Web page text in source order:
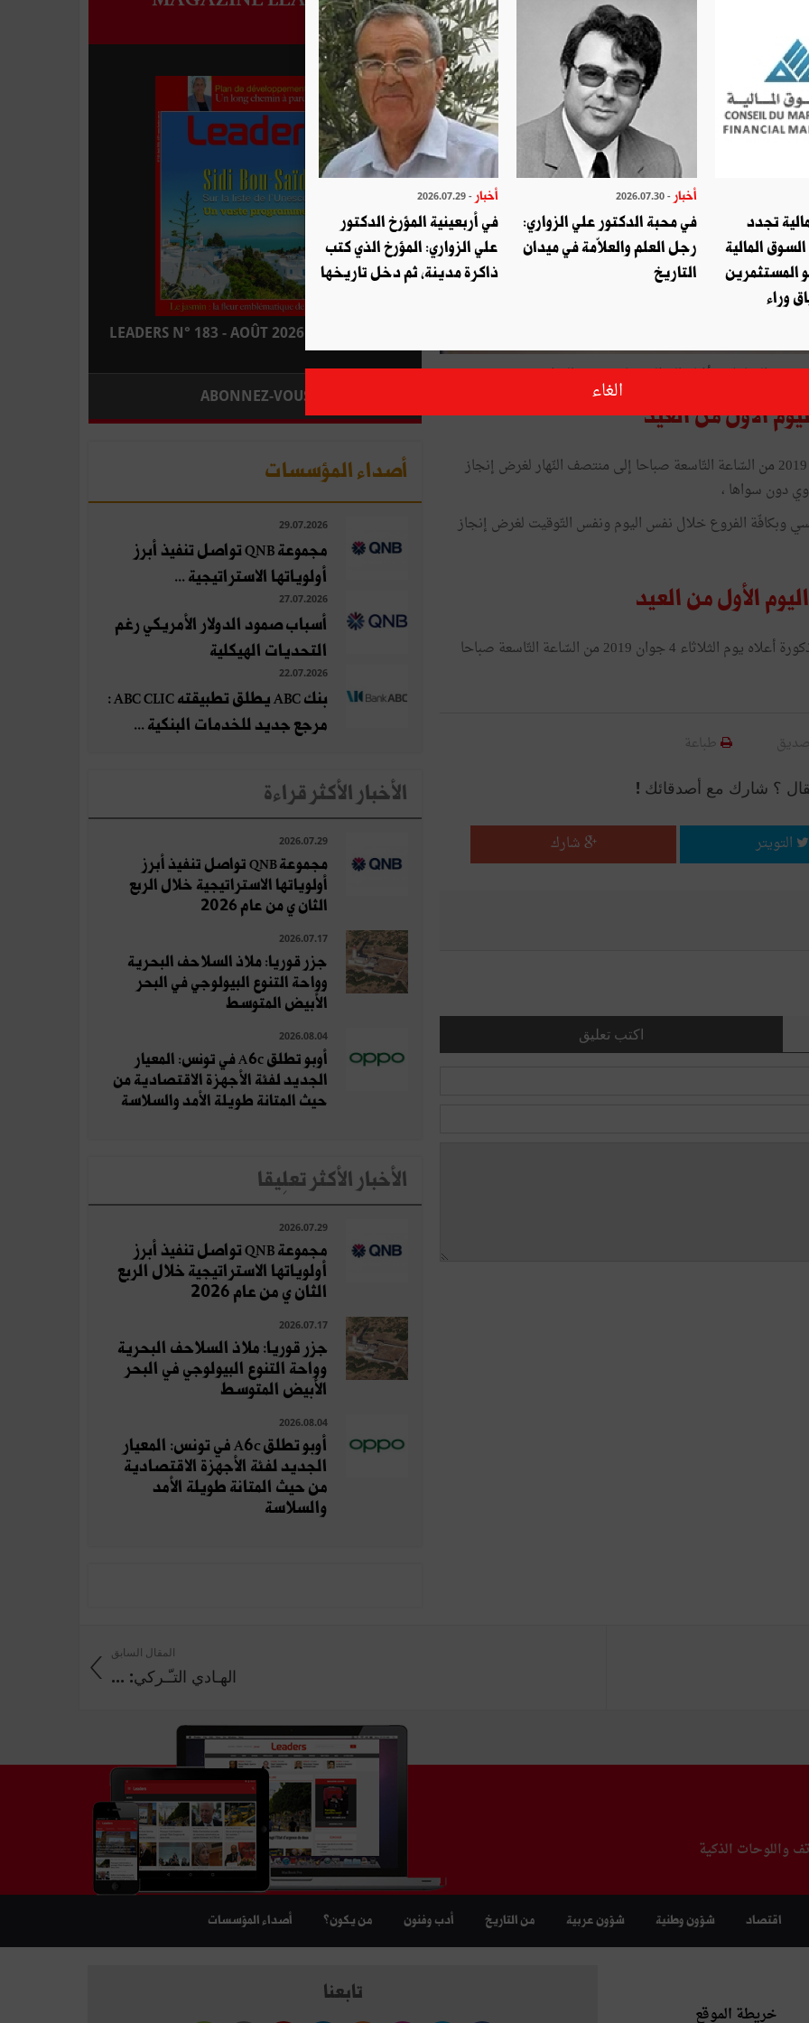
المعاملات أثناء العطلة بمناسبة عيد الفطر، تقرّر:
أن تفتح البنوك شبابيكها للعموم يوم الخميس 6 جوان 2019 من السّاعة التّاسعة صباحا إلى منتصف النّهار لغرض إنجاز
دون سواها ،
وبكافّة الفروع خلال نفس اليوم ونفس التّوقيت لغرض إنجاز
أن تؤمن البنوك و البنك المركزي التونسي العمليات المذكورة أعلاه يوم الثلاثاء 4 جوان 2019 من السّاعة التّاسعة صباحا
طباعة
؟ شارك مع أصدقائك !
التويتر شارك
اكتب تعليق
LEADERS N° 183 - AOÛT 2026 : EN KIOSQUE
ABONNEZ-VOUS
أصداء المؤسسات
29.07.2026
مجموعة QNB تواصل تنفيذ أبرز
أولوياتها الاستراتيجية ...
27.07.2026
أسباب صمود الدولار الأمريكي رغم
التحديات الهيكلية
22.07.2026
بنك ABC يطلق تطبيقته ABC CLIC :
مرجع جديد للخدمات البنكية ...
الأخبار الأكثر قراءة
2026.07.29
مجموعة QNB تواصل تنفيذ أبرز
أولوياتها الاستراتيجية خلال الربع
الثان ي من عام 2026
2026.07.17
جزر قوريا: ملاذ السلاحف البحرية
وواحة التنوع البيولوجي في البحر
الأبيض المتوسط
2026.08.04
أوبو تطلق A6c في تونس: المعيار
الجديد لفئة الأجهزة الاقتصادية من
حيث المتانة طويلة الأمد والسلاسة
الأخبار الأكثر تعلِيقا
2026.07.29
مجموعة QNB تواصل تنفيذ أبرز
أولوياتها الاستراتيجية خلال الربع
الثان ي من عام 2026
2026.07.17
جزر قوريا: ملاذ السلاحف البحرية
وواحة التنوع البيولوجي في البحر
الأبيض المتوسط
2026.08.04
أوبو تطلق A6c في تونس: المعيار
الجديد لفئة الأجهزة الاقتصادية
من حيث المتانة طويلة الأمد
والسلاسة
المقال السابق
الهـادي التـّـركي: ...
واللوحات الذكية
اقتصاد شؤون وطنية شؤون عربية من التاريخ أدب وفنون من يكون؟ أصداء المؤسسات
خريطة الموقع
تابعنا
تجدد
المالية
المستثمرين
وراء
أخبار - 2026.07.30
في محبة الدكتور علي الزواري:
رجل العلم والعلاّمة في ميدان
التاريخ
أخبار - 2026.07.29
في أربعينية المؤرخ الدكتور
علي الزواري: المؤرخ الذي كتب
ذاكرة مدينة، ثم دخل تاريخها
الغاء